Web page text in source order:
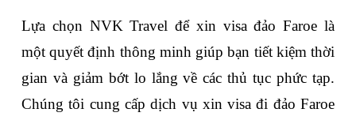
Lựa chọn NVK Travel để xin visa đảo Faroe là
một quyết định thông minh giúp bạn tiết kiệm thời
gian và giảm bớt lo lắng về các thủ tục phức tạp.
Chúng tôi cung cấp dịch vụ xin visa đi đảo Faroe